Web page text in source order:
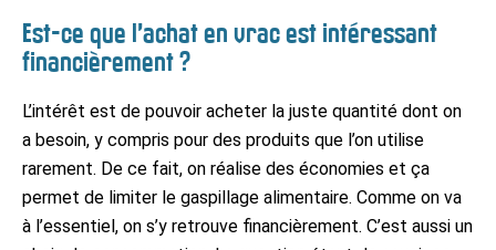
Est-ce que l’achat en vrac est intéressant
financièrement ?
L’intérêt est de pouvoir acheter la juste quantité dont on
a besoin, y compris pour des produits que l’on utilise
rarement. De ce fait, on réalise des économies et ça
permet de limiter le gaspillage alimentaire. Comme on va
à l’essentiel, on s’y retrouve financièrement. C’est aussi un